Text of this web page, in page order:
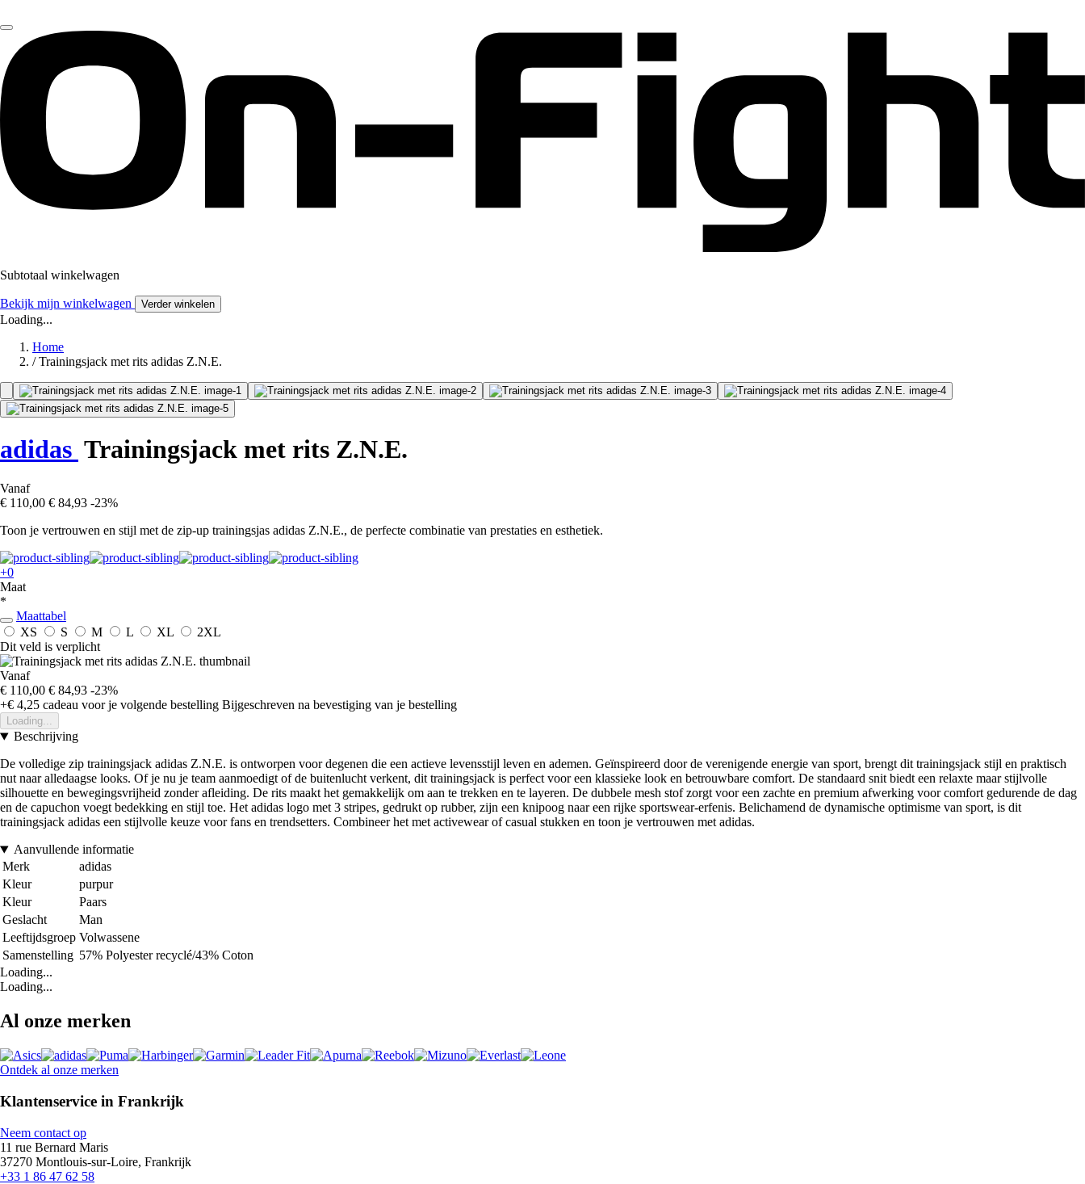
Subtotaal winkelwagen
Bekijk mijn winkelwagen Verder winkelen
Loading...
Home
/ Trainingsjack met rits adidas Z.N.E.
adidas Trainingsjack met rits Z.N.E.
Vanaf
€ 110,00 € 84,93 -23%
Toon je vertrouwen en stijl met de zip-up trainingsjas adidas Z.N.E., de perfecte combinatie van prestaties en esthetiek.
+0
Maat
*
Maattabel
XS
S M L XL
2XL
Dit veld is verplicht
Vanaf
€ 110,00 € 84,93 -23%
+€ 4,25 cadeau voor je volgende bestelling Bijgeschreven na bevestiging van je bestelling
Loading...
Beschrijving
De volledige zip trainingsjack adidas Z.N.E. is ontworpen voor degenen die een actieve levensstijl leven en ademen. Geïnspireerd door de verenigende energie van sport, brengt dit trainingsjack stijl en praktisch
nut naar alledaagse looks. Of je nu je team aanmoedigt of de buitenlucht verkent, dit trainingsjack is perfect voor een klassieke look en betrouwbare comfort. De standaard snit biedt een relaxte maar stijlvolle
silhouette en bewegingsvrijheid zonder afleiding. De rits maakt het gemakkelijk om aan te trekken en te layeren. De dubbele mesh stof zorgt voor een zachte en premium afwerking voor comfort gedurende de dag
en de capuchon voegt bedekking en stijl toe. Het adidas logo met 3 stripes, gedrukt op rubber, zijn een knipoog naar een rijke sportswear-erfenis. Belichamend de dynamische optimisme van sport, is dit
trainingsjack adidas een stijlvolle keuze voor fans en trendsetters. Combineer het met activewear of casual stukken en toon je vertrouwen met adidas.
Aanvullende informatie
Merk
adidas
Kleur
purpur
Kleur
Paars
Geslacht
Man
Leeftijdsgroep Volwassene
Samenstelling 57% Polyester recyclé/43% Coton
Loading...
Loading...
Al onze merken
Ontdek al onze merken
Klantenservice in Frankrijk
Neem contact op
11 rue Bernard Maris
37270 Montlouis-sur-Loire, Frankrijk
+33 1 86 47 62 58